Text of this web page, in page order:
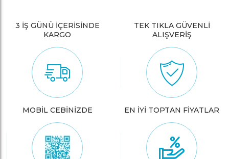
3 İŞ GÜNÜ İÇERİSİNDE
KARGO
TEK TIKLA GÜVENLİ
ALIŞVERİŞ
MOBİL CEBİNİZDE EN İYİ TOPTAN FİYATLAR